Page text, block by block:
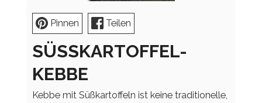
Pinnen Teilen
SÜSSKARTOFFEL-K
EBBE
Kebbe mit Süßkartoffeln ist keine traditionelle,